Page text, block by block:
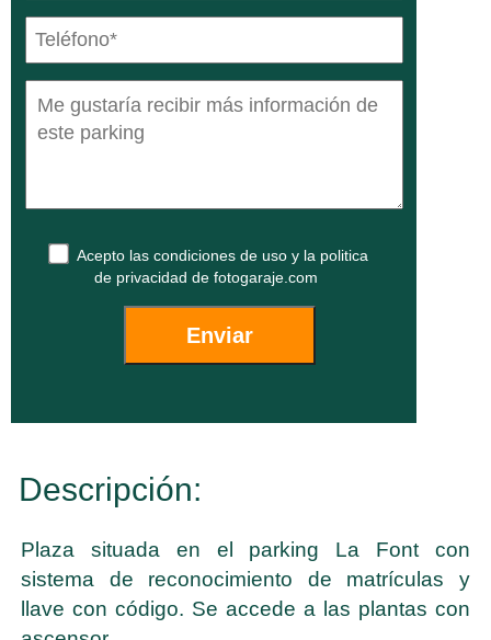
Acepto las condiciones de uso y la politica
de privacidad de fotogaraje.com
Descripción:
Plaza situada en el parking La Font con
sistema de reconocimiento de matrículas y
llave con código. Se accede a las plantas con